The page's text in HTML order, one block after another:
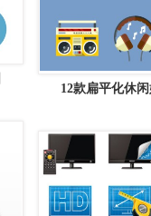
12款扁平化休